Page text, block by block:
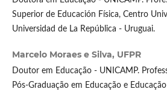
Superior de Educación Física, Centro
Universidad de La República - Uruguai.
Marcelo Moraes e Silva, UFPR
Doutor em Educação - UNICAMP.
Pós-Graduação em Educação e